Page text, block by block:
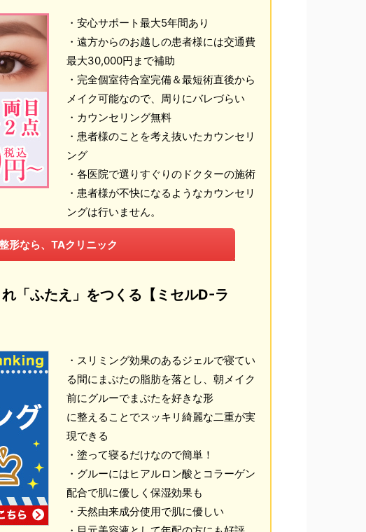
・安心サポート最大5年間あり
・遠方からのお越しの患者様には交通費
最大30,000円まで補助
・完全個室待合室完備＆最短術直後から
メイク可能なので、周りにバレづらい
・カウンセリング無料
・患者様のことを考え抜いたカウンセリ
ング
・各医院で選りすぐりのドクターの施術
・患者様が不快になるようなカウンセリ
ングは行いません。
形なら、TAクリニック
「ふたえ」をつくる【ミセルD-ラ
・スリミング効果のあるジェルで寝てい
る間にまぶたの脂肪を落とし、朝メイク
前にグルーでまぶたを好きな形
に整えることでスッキリ綺麗な二重が実
現できる
・塗って寝るだけなので簡単！
・グルーにはヒアルロン酸とコラーゲン
配合で肌に優しく保湿効果も
・天然由来成分使用で肌に優しい